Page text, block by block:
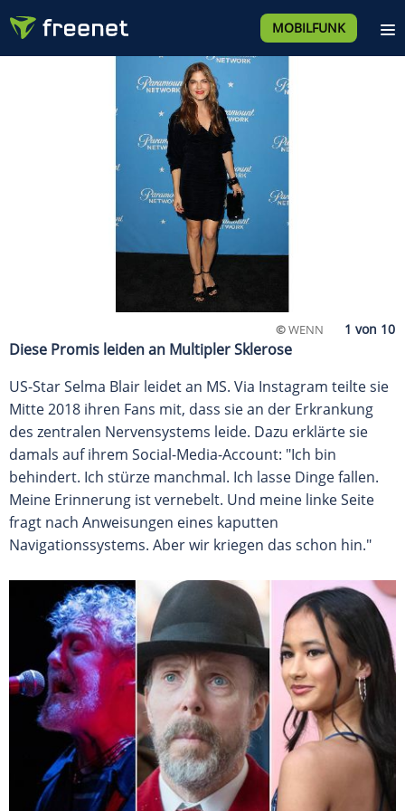
MOBILFUNK
©WENN
Diese Promis leiden an Multipler Sklerose
US-Star Selma Blair leidet an MS. Via Instagram teilte sie
Mitte 2018 ihren Fans mit, dass sie an der Erkrankung
des zentralen Nervensystems leide. Dazu erklärte sie
damals auf ihrem Social-Media-Account: "Ich bin
behindert. Ich stürze manchmal. Ich lasse Dinge fallen.
Meine Erinnerung ist vernebelt. Und meine linke Seite
fragt nach Anweisungen eines kaputten
Navigationssystems. Aber wir kriegen das schon hin."